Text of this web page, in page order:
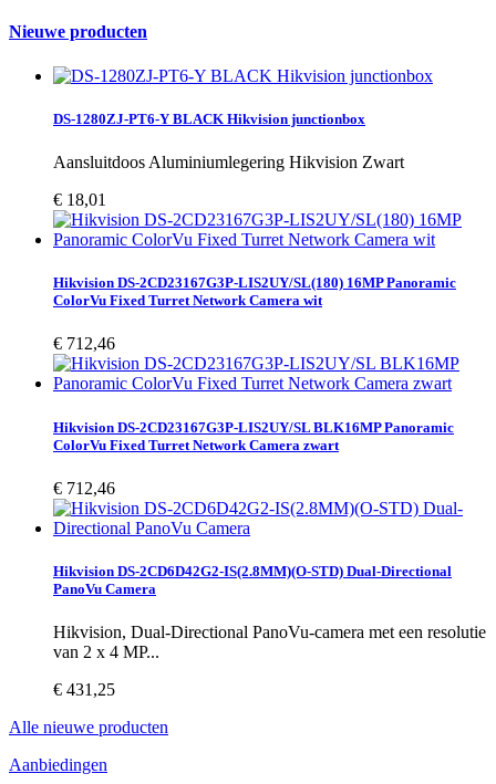
Nieuwe producten
DS-1280ZJ-PT6-Y BLACK Hikvision junctionbox
Aansluitdoos Aluminiumlegering Hikvision Zwart
€ 18,01
Hikvision DS-2CD23167G3P-LIS2UY/SL(180) 16MP Panoramic
ColorVu Fixed Turret Network Camera wit
€ 712,46
Hikvision DS-2CD23167G3P-LIS2UY/SL BLK16MP Panoramic
ColorVu Fixed Turret Network Camera zwart
€ 712,46
Hikvision DS-2CD6D42G2-IS(2.8MM)(O-STD) Dual-Directional
PanoVu Camera
Hikvision, Dual-Directional PanoVu-camera met een resolutie
van 2 x 4 MP...
€ 431,25
Alle nieuwe producten
Aanbiedingen